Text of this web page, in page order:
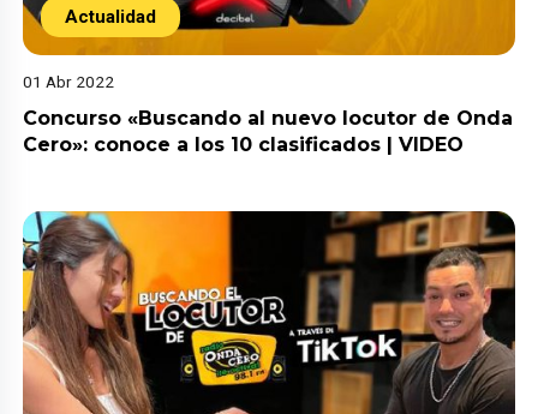
Actualidad
01 Abr 2022
Concurso «Buscando al nuevo locutor de Onda
Cero»: conoce a los 10 clasificados | VIDEO